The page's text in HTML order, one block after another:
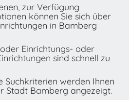
zur Verfügung
können Sie sich über
in Bamberg
Einrichtungs- oder
sind schnell zu
Suchkriterien werden Ihnen
Stadt Bamberg angezeigt.